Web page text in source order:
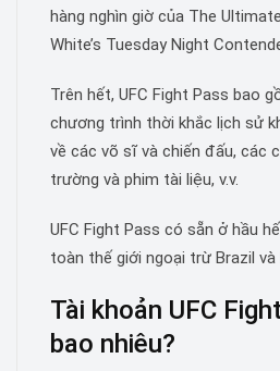
hàng nghìn giờ của The
White’s Tuesday Night
Trên hết, UFC Fight Pass bao
chương trình thời khắc lịch sử
về các võ sĩ và chiến đấu, các
trường và phim tài liệu, v.v.
UFC Fight Pass có sẵn ở hầu
toàn thế giới ngoại trừ Brazil và
Tài khoản UFC
bao nhiêu?